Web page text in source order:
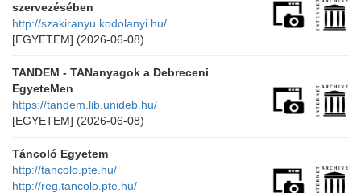
szervezésében
http://szakiranyu.kodolanyi.hu/
[EGYETEM] (2026-06-08)
TANDEM - TANanyagok a Debreceni
EgyeteMen
https://tandem.lib.unideb.hu/
[EGYETEM] (2026-06-08)
Táncoló Egyetem
http://tancolo.pte.hu/
http://reg.tancolo.pte.hu/